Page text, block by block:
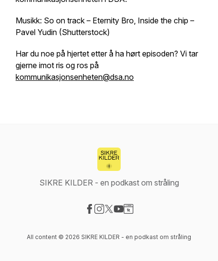
Musikk: So on track – Eternity Bro, Inside the chip –
Pavel Yudin (Shutterstock)
Har du noe på hjertet etter å ha hørt episoden? Vi tar
gjerne imot ris og ros på
kommunikasjonsenheten@dsa.no
SIKRE KILDER - en podkast om stråling
All content © 2026 SIKRE KILDER - en podkast om stråling